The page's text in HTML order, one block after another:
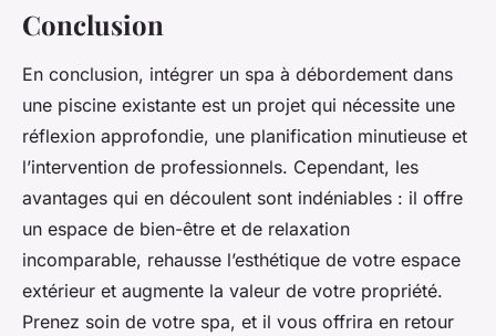
Conclusion
En conclusion, intégrer un spa à débordement dans
une piscine existante est un projet qui nécessite une
réflexion approfondie, une planification minutieuse et
l’intervention de professionnels. Cependant, les
avantages qui en découlent sont indéniables : il offre
un espace de bien-être et de relaxation
incomparable, rehausse l’esthétique de votre espace
extérieur et augmente la valeur de votre propriété.
Prenez soin de votre spa, et il vous offrira en retour